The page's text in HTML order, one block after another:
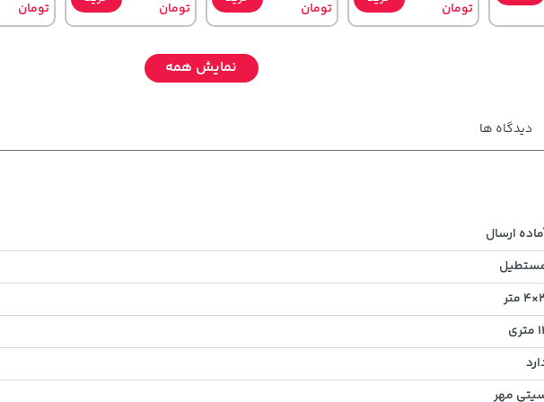
تومان
تومان
تومان
تومان
خرید
نمایش همه
دیدگاه ها
ارسال
مهر